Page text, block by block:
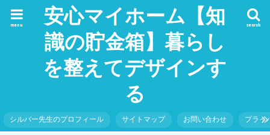
安心マイホーム【知
識の貯金箱】暮らし
を整えてデザインす
る
search
menu
シルバー先生のプロフィール サイトマップ お問い合わせ プライ